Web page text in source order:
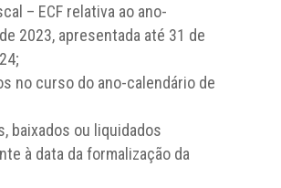
– ECF relativa ao ano-
2023, apresentada até 31 de
no curso do ano-calendário de
baixados ou liquidados
à data da formalização da